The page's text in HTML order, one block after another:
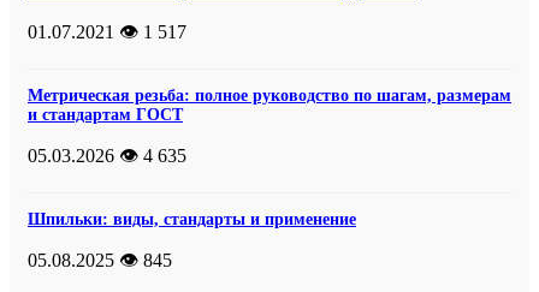
01.07.2021 👁️ 1 517
Метрическая резьба: полное руководство по шагам, размерам
и стандартам ГОСТ
05.03.2026 👁️ 4 635
Шпильки: виды, стандарты и применение
05.08.2025 👁️ 845